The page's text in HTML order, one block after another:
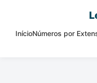
InícioNúmeros por